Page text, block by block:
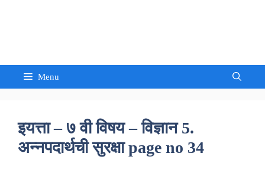
Menu
इयत्ता – ७ वी विषय – विज्ञान 5.
अन्नपदार्थची सुरक्षा page no 34